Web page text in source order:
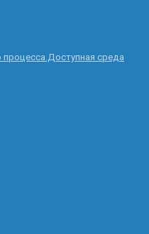
процесса.Доступная среда